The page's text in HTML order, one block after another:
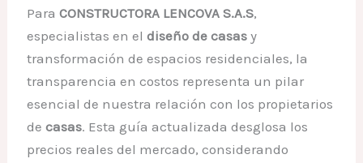
ParaCONSTRUCTORA LENCOVA S.A.S,
especialistas en eldiseño de casas y
transformación de espacios residenciales, la
transparencia en costos representa un pilar
esencial de nuestra relación con los propietarios
decasas. Esta guía actualizada desglosa los
precios reales del mercado, considerando